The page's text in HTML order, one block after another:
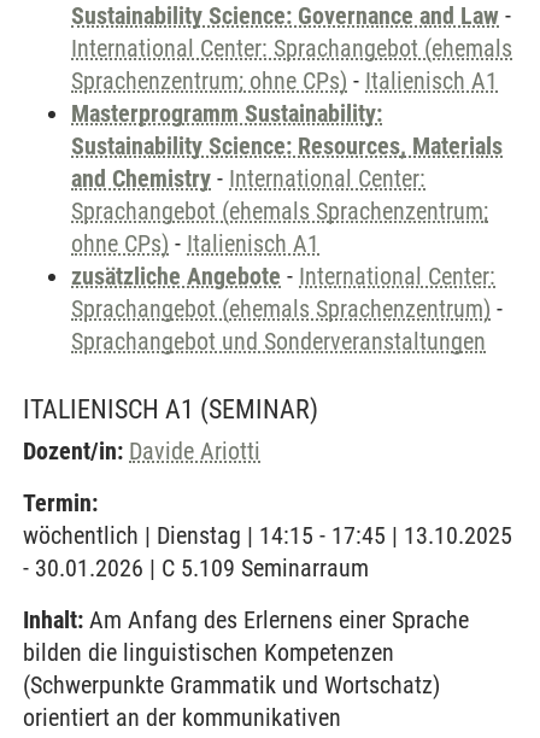
Sustainability Science: Governance and Law -
International Center: Sprachangebot (ehemals
Sprachenzentrum; ohne CPs) - Italienisch A1
Masterprogramm Sustainability:
Sustainability Science: Resources, Materials
and Chemistry - International Center:
Sprachangebot (ehemals Sprachenzentrum;
ohne CPs) - Italienisch A1
zusätzliche Angebote - International Center:
Sprachangebot (ehemals Sprachenzentrum) -
Sprachangebot und Sonderveranstaltungen
ITALIENISCH A1 (SEMINAR)
Dozent/in: Davide Ariotti
Termin:
wöchentlich | Dienstag | 14:15 - 17:45 | 13.10.2025
- 30.01.2026 | C 5.109 Seminarraum
Inhalt: Am Anfang des Erlernens einer Sprache
bilden die linguistischen Kompetenzen
(Schwerpunkte Grammatik und Wortschatz)
orientiert an der kommunikativen